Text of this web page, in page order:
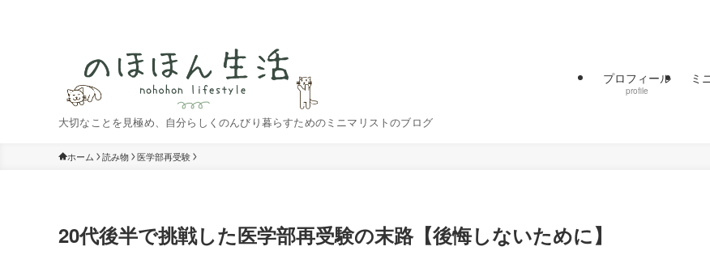
大切なことを見極め、自分らしくのんびり暮らすためのミニマリストのブログ
プロフィール
profile
ミ
ホーム 読み物 医学部再受験
20代後半で挑戦した医学部再受験の末路【後悔しないために】